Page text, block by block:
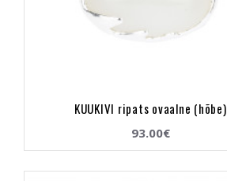
KUUKIVI ripats ovaalne (hõbe)
93.00€